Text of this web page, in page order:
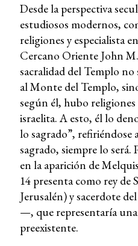
Desde la perspectiva
estudiosos modernos,
religiones y especialista
Cercano Oriente John
sacralidad del Templo
al Monte del Templo,
según él, hubo
israelita. A esto, él lo
lo sagrado”, refiriéndose
sagrado, siempre lo será.
en la aparición de
14 presenta como rey de
Jerusalén) y sacerdote
—, que representaría
preexistente.